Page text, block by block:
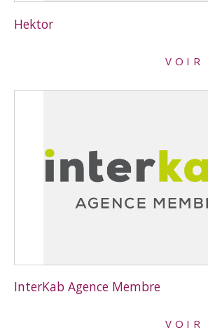
Hektor
VOIR
InterKab Agence Membre
VOIR